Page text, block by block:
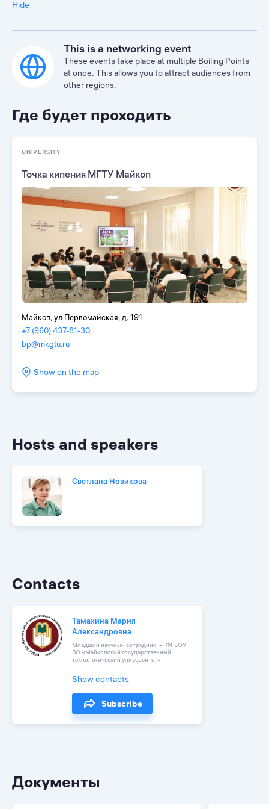
Hide
This is a networking event
These events take place at multiple Boiling Points
at once. This allows you to attract audiences from
other regions.
Где будет проходить
UNIVERSITY
Точка кипения МГТУ Майкоп
Майкоп, ул Первомайская, д. 191
+7 (960) 437-81-30
bp@mkgtu.ru
Show on the map
Hosts and speakers
Светлана Новикова
Contacts
Тамахина Мария
Александровна
Младший научный сотрудник
ФГБОУ
ВО «Майкопский государственный
технологический университет»
Show contacts
Subscribe
Документы